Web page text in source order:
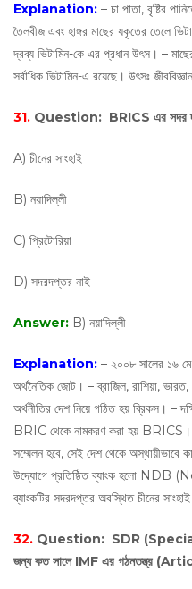
Explanation: – চা পাতা, বৃষ্টির
তৈলবীজ এবং হাঙ্গর মাছের যকৃতের তেলে
দ্রব্য ভিটামিন-কে এর প্রধান উৎস। –
সর্বাধিক ভিটামিন-এ রয়েছে। উৎসঃ
31. Question: BRICS এর সদর
A) চীনের সাংহাই
B) নয়াদিল্লী
C) প্রিটোরিয়া
D) সদরদপ্তর নাই
Answer: B) নয়াদিল্লী
Explanation: – ২০০৮ সালের ১৬
অর্থনৈতিক জোট। – ব্রাজিল, রাশিয়া,
অর্থনীতির দেশ নিয়ে গঠিত হয় ব্রিকস। –
BRIC থেকে নামকরণ করা হয় BRICS।
সম্মেলন হবে, সেই দেশ থেকে
উদ্যোগে প্রতিষ্ঠিত ব্যাংক হলো
ব্যাংকটির সদরদপ্তর অবস্থিত চীনের
32. Question: SDR (Special
জন্য কত সালে IMF এর গঠনতন্ত্র